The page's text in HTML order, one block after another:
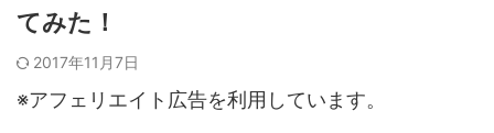
てみた！
2017年11月7日
※アフェリエイト広告を利用しています。